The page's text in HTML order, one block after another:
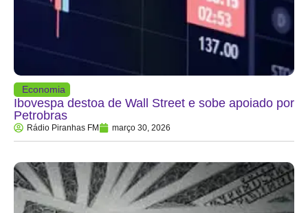
Economia
Ibovespa destoa de Wall Street e sobe apoiado por
Petrobras
Rádio Piranhas FM março 30, 2026